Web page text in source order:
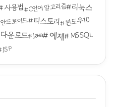
사용법 C언어 알고리즘 리눅스
안드로이드 티스토리 윈도우10
다운로드 Java 예제 MSSQL
JSP